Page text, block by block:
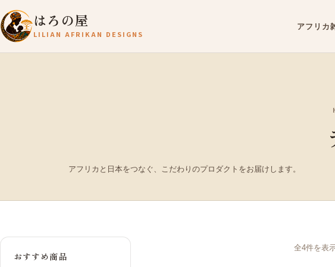
はろの屋
LILIAN AFRIKAN DESIGNS
アフリカ
アフリカと日本をつなぐ、こだわりのプロダクトをお届けします。
おすすめ商品
全4件を表